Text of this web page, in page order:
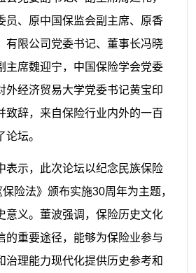
员、原中国保监会副主席、原香
有限公司党委书记、董事长冯晓
主席魏迎宁，中国保险学会党委
外经济贸易大学党委书记黄宝印
致辞，来自保险行业内外的一百
坛。
表示，此次论坛以纪念民族保险
险法》颁布实施30周年为主题，
意义。董波强调，保险历史文化
的重要途径，能够为保险业参与
治理能力现代化提供历史参考和